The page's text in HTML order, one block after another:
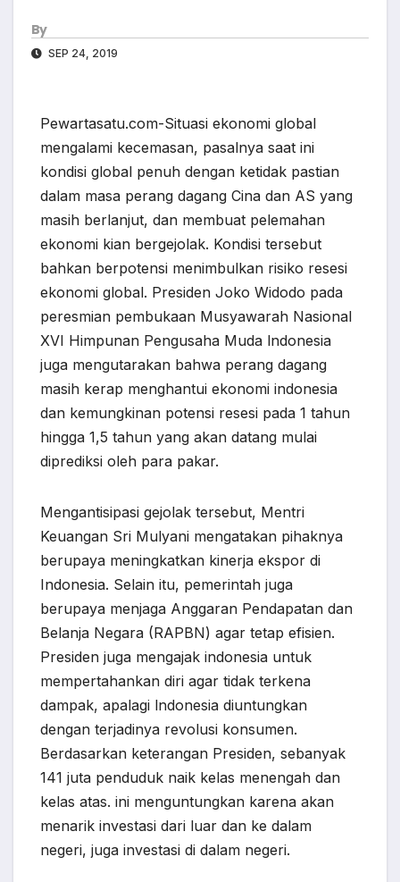
By
SEP 24, 2019
Pewartasatu.com-Situasi ekonomi global
mengalami kecemasan, pasalnya saat ini
kondisi global penuh dengan ketidak pastian
dalam masa perang dagang Cina dan AS yang
masih berlanjut, dan membuat pelemahan
ekonomi kian bergejolak. Kondisi tersebut
bahkan berpotensi menimbulkan risiko resesi
ekonomi global. Presiden Joko Widodo pada
peresmian pembukaan Musyawarah Nasional
XVI Himpunan Pengusaha Muda lndonesia
juga mengutarakan bahwa perang dagang
masih kerap menghantui ekonomi indonesia
dan kemungkinan potensi resesi pada 1 tahun
hingga 1,5 tahun yang akan datang mulai
diprediksi oleh para pakar.
Mengantisipasi gejolak tersebut, Mentri
Keuangan Sri Mulyani mengatakan pihaknya
berupaya meningkatkan kinerja ekspor di
Indonesia. Selain itu, pemerintah juga
berupaya menjaga Anggaran Pendapatan dan
Belanja Negara (RAPBN) agar tetap efisien.
Presiden juga mengajak indonesia untuk
mempertahankan diri agar tidak terkena
dampak, apalagi lndonesia diuntungkan
dengan terjadinya revolusi konsumen.
Berdasarkan keterangan Presiden, sebanyak
141 juta penduduk naik kelas menengah dan
kelas atas. ini menguntungkan karena akan
menarik investasi dari luar dan ke dalam
negeri, juga investasi di dalam negeri.